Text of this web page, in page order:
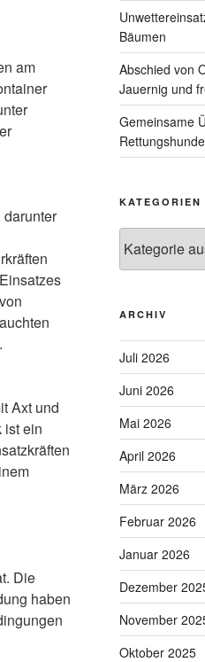
am
Axt und
ist ein
Die
haben
Bäumen
Abschied von
Jauernig und
Gemeinsame
KATEGORIEN
ARCHIV
Juli 2026
Juni 2026
Mai 2026
April 2026
März 2026
Februar 2026
Januar 2026
Dezember
November
Oktober 2025